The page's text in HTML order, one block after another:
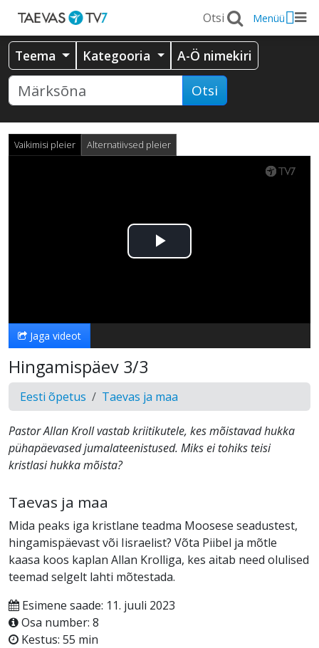
Menüü
Teema Kategooria A-Ö nimekiri
Otsi
Vaikimisi pleier Alternatiivsed pleier
Esita
Jaga videot
Hingamispäev 3/3
Eesti õpetus Taevas ja maa
Pastor Allan Kroll vastab kriitikutele, kes mõistavad hukka
pühapäevased jumalateenistused. Miks ei tohiks teisi
kristlasi hukka mõista?
Taevas ja maa
Mida peaks iga kristlane teadma Moosese seadustest,
hingamispäevast või Iisraelist? Võta Piibel ja mõtle
kaasa koos kaplan Allan Krolliga, kes aitab need olulised
teemad selgelt lahti mõtestada.
Esimene saade: 11. juuli 2023
Osa number: 8
Kestus: 55 min